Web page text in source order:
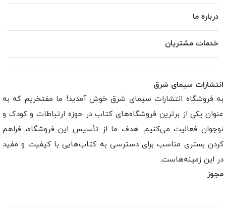
درباره ما
خدمات مشتریان
انتشارات سیمای شرق
به فروشگاه انتشارات سیمای شرق خوش آمدید! ما مفتخریم که به
عنوان یکی از برترین فروشگاه‌های کتاب در حوزه ارتباطات و کودک و
نوجوان فعالیت می‌کنیم. هدف ما از تأسیس این فروشگاه، فراهم
کردن بستری مناسب برای دسترسی به کتاب‌هایی با کیفیت و مفید
در این زمینه‌هاست.
مجوز